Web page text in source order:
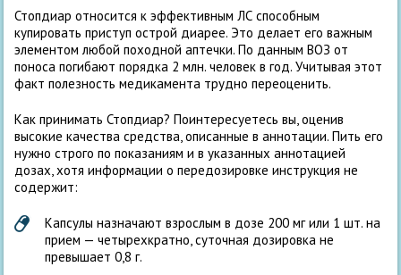
Стопдиар относится к эффективным ЛС способным
купировать приступ острой диарее. Это делает его важным
элементом любой походной аптечки. По данным ВОЗ от
поноса погибают порядка 2 млн. человек в год. Учитывая этот
факт полезность медикамента трудно переоценить.
Как принимать Стопдиар? Поинтересуетесь вы, оценив
высокие качества средства, описанные в аннотации. Пить его
нужно строго по показаниям и в указанных аннотацией
дозах, хотя информации о передозировке инструкция не
содержит:
Капсулы назначают взрослым в дозе 200 мг или 1 шт. на
прием — четырехкратно, суточная дозировка не
превышает 0,8 г.